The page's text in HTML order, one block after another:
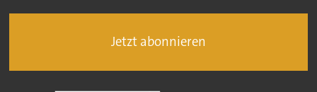
Jetzt abonnieren